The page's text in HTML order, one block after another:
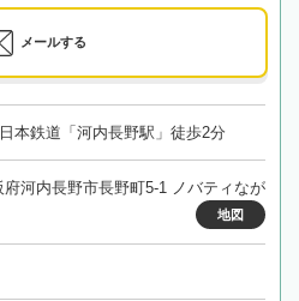
メールする
本鉄道「河内長野駅」徒歩2分
府河内長野市長野町5-1 ノバティなが
地図